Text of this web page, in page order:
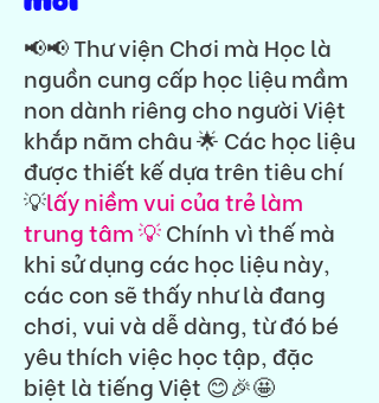
📢📢 Thư viện Chơi mà Học là
nguồn cung cấp học liệu mầm
non dành riêng cho người Việt
khắp năm châu 🌟 Các học liệu
được thiết kế dựa trên tiêu chí
💡lấy niềm vui của trẻ làm
trung tâm 💡Chính vì thế mà
khi sử dụng các học liệu này,
các con sẽ thấy như là đang
chơi, vui và dễ dàng, từ đó bé
yêu thích việc học tập, đặc
biệt là tiếng Việt 😊🎉🤩